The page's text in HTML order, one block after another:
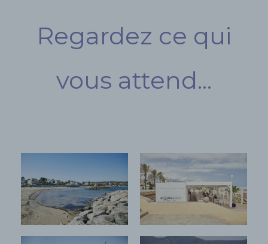
Regardez ce qui
vous attend...